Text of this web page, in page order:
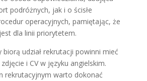
podróżnych, jak i o ścisłe
operacyjnych, pamiętając, że
dla linii priorytetem.
biorą udział rekrutacji powinni mieć
i CV w języku angielskim.
rekrutacyjnym warto dokonać